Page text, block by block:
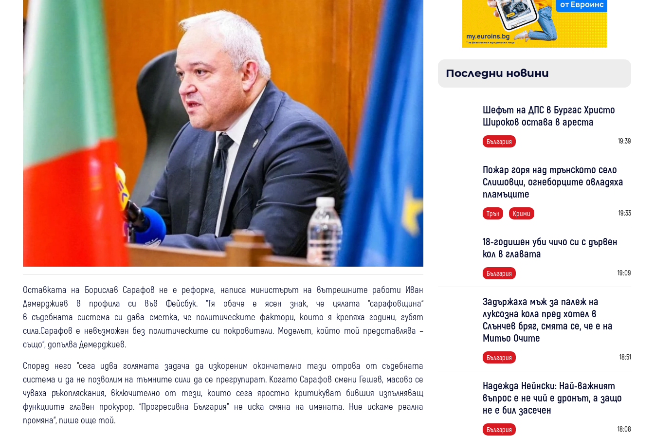
Оставката на Борислав Сарафов не е реформа, написа министърът на вътрешните работи Иван
Демерджиев в профила си във Фейсбук. “Тя обаче е ясен знак, че цялата “сарафовщина“
в съдебната система си дава сметка, че политическите фактори, които я крепяха години, губят
сила.Сарафов е невъзможен без политическите си покровители. Моделът, който той представлява –
също“, допълва Демерджиев.
Според него “сега идва голямата задача да изкореним окончателно тази отрова от съдебната
система и да не позволим на тъмните сили да се прегрупират. Когато Сарафов смени Гешев, масово се
чуваха ръкопляскания, включително от тези, които сега яростно критикуват бившия изпълняващ
функциите главен прокурор. “Прогресивна България“ не иска смяна на имената. Ние искаме реална
промяна“, пише още той.
Последни новини
Шефът на ДПС в Бургас Христо
Широков остава в ареста
България 19:39
Пожар горя над трънското село
Слишовци, огнеборците овладяха
пламъците
Трън Крими 19:33
18-годишен уби чичо си с дървен
кол в главата
България 19:09
Задържаха мъж за палеж на
луксозна кола пред хотел в
Слънчев бряг, смята се, че е на
Митьо Очите
България 18:51
Надежда Нейнски: Най-важният
въпрос е не чий е дронът, а защо
не е бил засечен
България 18:08